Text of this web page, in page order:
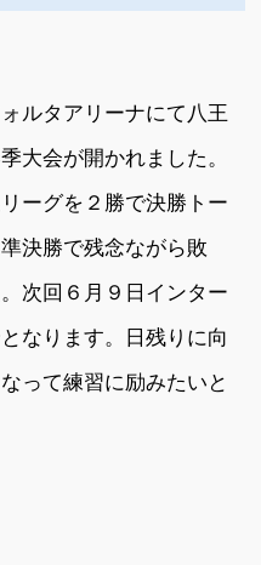
ルタアリーナにて八王
大会が開かれました。
ーグを２勝で決勝トー
決勝で残念ながら敗
次回６月９日インター
なります。日残りに向
って練習に励みたいと